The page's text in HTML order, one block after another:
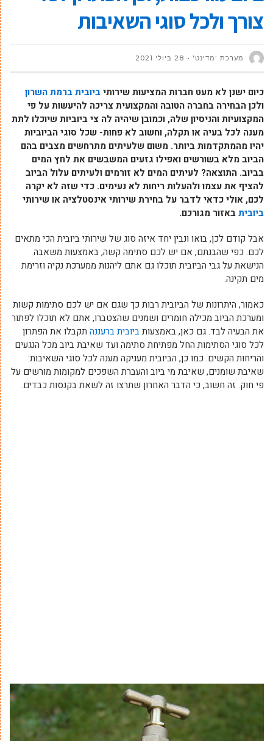
צורך ולכל סוגי השאיבות
מערכת 'מדינט' 28 ביולי 2021
כיום ישנן לא מעט חברות המציעות שירותיביובית ברמת השרון
ולכן הבחירה בחברה הטובה והמקצועית צריכה להיעשות על פי
המקצועיות והניסיון שלה, וכמובן שיהיה לה צי ביוביות שיוכלו לתת
מענה לכל בעיה או תקלה, וחשוב לא פחות- שכל סוגי הביוביות
יהיו מהמתקדמות ביותר. משום שלעיתים מתרחשים מצבים בהם
הביוב מלא בשורשים ואפילו גזעים המשבשים את לחץ המים
בביוב. התוצאה? לעיתים המים לא זורמים ולעיתים עלול הביוב
להציף את עצמו ולהעלות ריחות לא נעימים. כדי שזה לא יקרה
לכם, אולי כדאי לדבר על בחירת שירותי אינסטלציה או שירותי
ביוביתבאזור מגורכם.
אבל קודם לכן, בואו ונבין יחד איזה סוג של שירותי ביובית הכי מתאים
לכם. כפי שהבנתם, אם יש לכם סתימה קשה, באמצעות משאבה
הנישאת על גבי הביובית תוכלו גם אתם ליהנות ממערכת נקיה וזרימת
מים תקינה.
כאמור, היתרונות של הביובית רבות כך שגם אם יש לכם סתימות קשות
ומערכת הביוב מכילה חומרים ושמנים שהצטברו, אתם לא תוכלו לפתור
את הבעיה לבד. גם כאן, באמצעותביובית ברעננה תקבלו את הפתרון
לכל סוגי הסתימות החל מפתיחת סתימה ועד שאיבת ביוב מכל הנגעים
והריחות הקשים. כמו כן, הביובית מעניקה מענה לכל סוגי השאיבות:
שאיבת שומנים, שאיבת מי ביוב והעברת השפכים למקומות מורשים על
פי חוק. זה חשוב, כי הדבר האחרון שתרצו זה לשאת בקנסות כבדים.